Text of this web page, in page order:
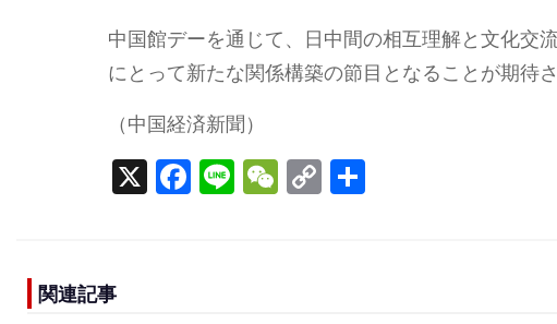
中国館デーを通じて、日中間の相互理解と文化交
にとって新たな関係構築の節目となることが期待さ
（中国経済新聞）
X F
a
Li
n
W
e
C
o
関連記事